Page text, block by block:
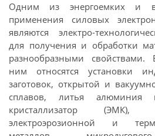
Одним из энергоемких и
применения силовых
являются электро-
для получения и обработки
разнообразными
ним относятся установки
заготовок, открытой и
сплавов, литья алюминия
кристаллизатор
электроэрозионной и